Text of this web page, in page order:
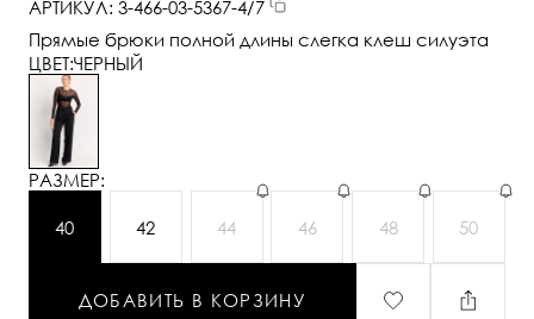
АРТИКУЛ: 3-466-03-5367-4/7
Прямые брюки полной длины слегка клеш силуэта
ЦВЕТ:ЧЕРНЫЙ
РАЗМЕР:
40 42 44 46 48 50
ДОБАВИТЬ В КОРЗИНУ